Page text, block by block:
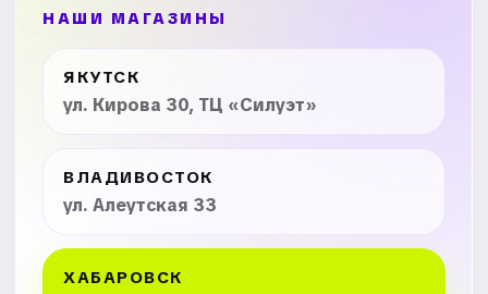
НАШИ МАГАЗИНЫ
ЯКУТСК
ул. Кирова 30, ТЦ «Силуэт»
ВЛАДИВОСТОК
ул. Алеутская 33
ХАБАРОВСК